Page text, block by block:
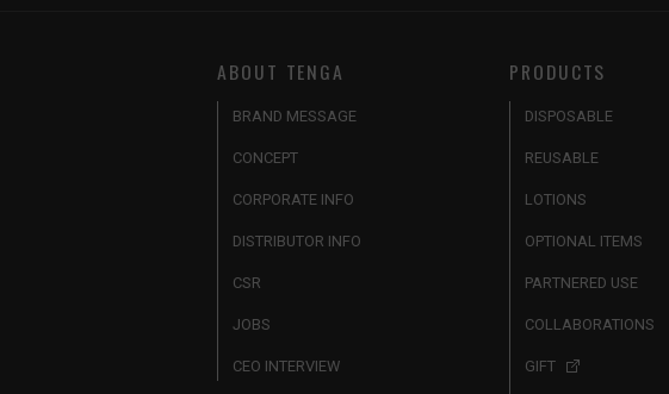
ABOUT TENGA
BRAND MESSAGE
CONCEPT
CORPORATE INFO
DISTRIBUTOR INFO
CSR
JOBS
CEO INTERVIEW
PRODUCTS
DISPOSABLE
REUSABLE
LOTIONS
OPTIONAL ITEMS
PARTNERED USE
COLLABORATIONS
GIFT